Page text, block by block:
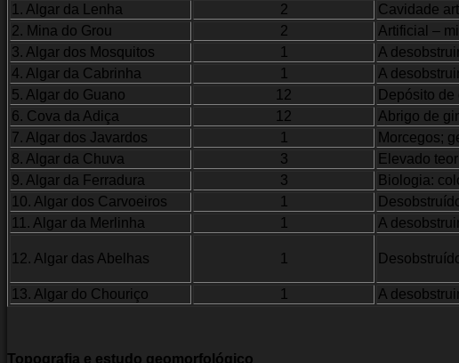
1. Algar da Lenha 2
Cavidade
2. Mina do Grou
2
Artificial –
3. Algar dos Mosquitos
1
A
4. Algar da Cabrinha
1
A
5. Algar do Guano
12
Depósito
6. Cova da Adiça
12
Abrigo de
7. Algar dos Javardos
1
Morcegos;
8. Algar da Chuva
3
Elevado
9. Algar da Ferradura
3
Biologia:
10. Algar dos Carvoeiros
1
11. Algar da Merlinha
1 A
12. Algar das Abelhas 1
13. Algar do Chouriço 1 A
Topografia e estudo geomorfológico